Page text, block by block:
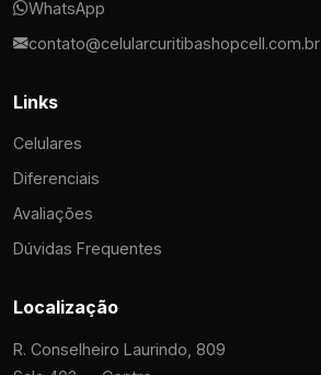
WhatsApp
contato@celularcuritibashopcell.com.br
Links
Celulares
Diferenciais
Avaliações
Dúvidas Frequentes
Localização
R. Conselheiro Laurindo, 809